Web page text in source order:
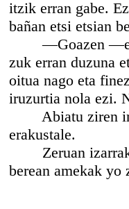
itzik erran gabe.
bañan etsi etsian
—Goazen
zuk erran duzuna
oitua nago eta
iruzurtia nola ezi.
Abiatu ziren iru
erakustale.
Zeruan izarrak
berean amekak yo